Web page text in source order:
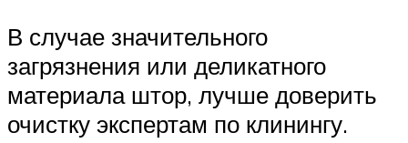
В случае значительного
загрязнения или деликатного
материала штор, лучше доверить
очистку экспертам по клинингу.